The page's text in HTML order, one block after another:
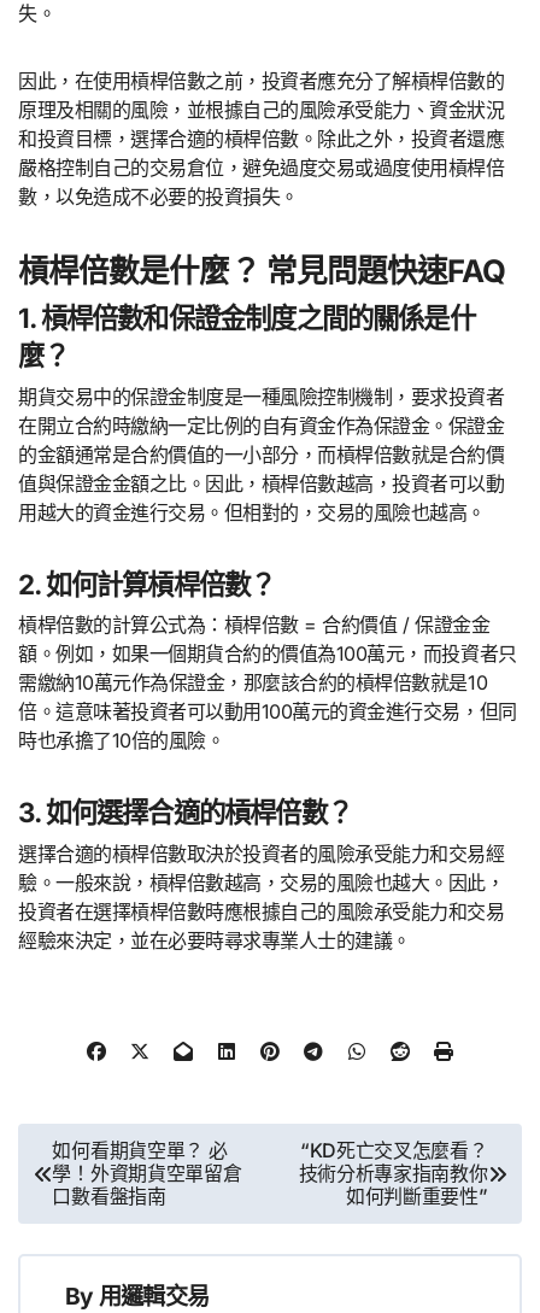
失。
因此，在使用槓桿倍數之前，投資者應充分了解槓桿倍數的
原理及相關的風險，並根據自己的風險承受能力、資金狀況
和投資目標，選擇合適的槓桿倍數。除此之外，投資者還應
嚴格控制自己的交易倉位，避免過度交易或過度使用槓桿倍
數，以免造成不必要的投資損失。
槓桿倍數是什麼？ 常見問題快速FAQ
1. 槓桿倍數和保證金制度之間的關係是什
麼？
期貨交易中的保證金制度是一種風險控制機制，要求投資者
在開立合約時繳納一定比例的自有資金作為保證金。保證金
的金額通常是合約價值的一小部分，而槓桿倍數就是合約價
值與保證金金額之比。因此，槓桿倍數越高，投資者可以動
用越大的資金進行交易。但相對的，交易的風險也越高。
2. 如何計算槓桿倍數？
槓桿倍數的計算公式為：槓桿倍數 = 合約價值 / 保證金金
額。例如，如果一個期貨合約的價值為100萬元，而投資者只
需繳納10萬元作為保證金，那麼該合約的槓桿倍數就是10
倍。這意味著投資者可以動用100萬元的資金進行交易，但同
時也承擔了10倍的風險。
3. 如何選擇合適的槓桿倍數？
選擇合適的槓桿倍數取決於投資者的風險承受能力和交易經
驗。一般來說，槓桿倍數越高，交易的風險也越大。因此，
投資者在選擇槓桿倍數時應根據自己的風險承受能力和交易
經驗來決定，並在必要時尋求專業人士的建議。
章
導
如何看期貨空單？ 必
學！外資期貨空單留倉
口數看盤指南
“KD死亡交叉怎麼看？
技術分析專家指南教你
如何判斷重要性”
By 用邏輯交易